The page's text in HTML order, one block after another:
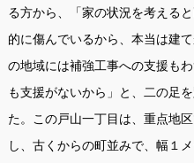
る方から、「家の状況を考える
的に傷んでいるから、本当は建
の地域には補強工事への支援も
も支援がないから」と、二の足
た。この戸山一丁目は、重点地
し、古くからの町並みで、幅１